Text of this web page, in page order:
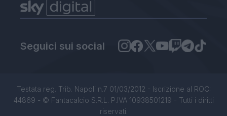
Seguici sui social
Testata reg. Trib. Napoli n.7 01/03/2012 - Iscrizione al ROC:
44869 - © Fantacalcio S.R.L. P.IVA 10938501219 - Tutti i diritti
riservati.